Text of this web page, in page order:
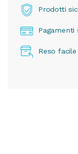
Prodotti
Pagamenti
Reso